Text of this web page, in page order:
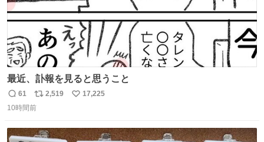
最近、訃報を見ると思うこと
返
信
61
リ
ポ
ト
2,519
い
数
17,225
10時間前